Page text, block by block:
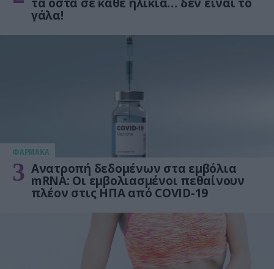
γάλα!
ΦΑΡΜΑΚΑ
3 Ανατροπή δεδομένων στα εμβόλια
mRNA: Οι εμβολιασμένοι πεθαίνουν
πλέον στις ΗΠΑ από COVID-19